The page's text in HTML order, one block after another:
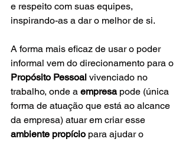
e respeito com suas equipes,
inspirando-as a dar o melhor de si.
A forma mais eficaz de usar o poder
informal vem do direcionamento para o
Propósito Pessoal vivenciado no
trabalho, onde a empresa pode (única
forma de atuação que está ao alcance
da empresa) atuar em criar esse
ambiente propício para ajudar o